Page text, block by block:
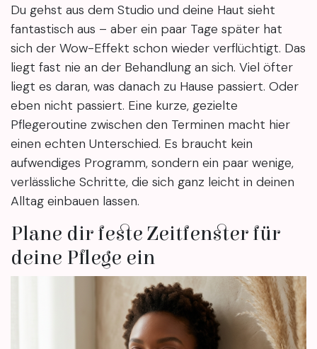
Du gehst aus dem Studio und deine Haut sieht
fantastisch aus – aber ein paar Tage später hat
sich der Wow-Effekt schon wieder verflüchtigt. Das
liegt fast nie an der Behandlung an sich. Viel öfter
liegt es daran, was danach zu Hause passiert. Oder
eben nicht passiert. Eine kurze, gezielte
Pflegeroutine zwischen den Terminen macht hier
einen echten Unterschied. Es braucht kein
aufwendiges Programm, sondern ein paar wenige,
verlässliche Schritte, die sich ganz leicht in deinen
Alltag einbauen lassen.
Plane dir feste Zeitfenster für
deine Pflege ein